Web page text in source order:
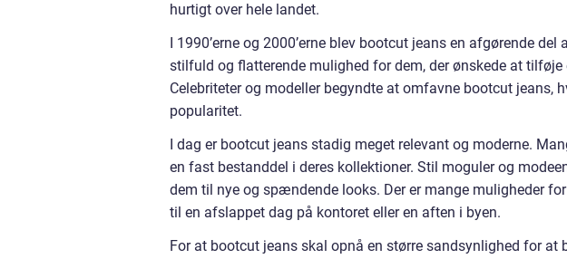
hurtigt over hele landet.
I 1990’erne og 2000’erne blev bootcut jeans en afgørende
stilfuld og flatterende mulighed for dem, der ønskede at
Celebriteter og modeller begyndte at omfavne bootcut jeans,
popularitet.
I dag er bootcut jeans stadig meget relevant og moderne.
en fast bestanddel i deres kollektioner. Stil moguler og
dem til nye og spændende looks. Der er mange muligheder
til en afslappet dag på kontoret eller en aften i byen.
For at bootcut jeans skal opnå en større sandsynlighed for at